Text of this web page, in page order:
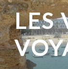
Aller
au
contenu
principal
LES